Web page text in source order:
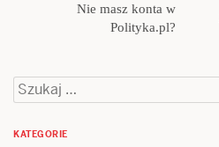
Nie masz konta w
Polityka.pl?
Szukaj:
KATEGORIE